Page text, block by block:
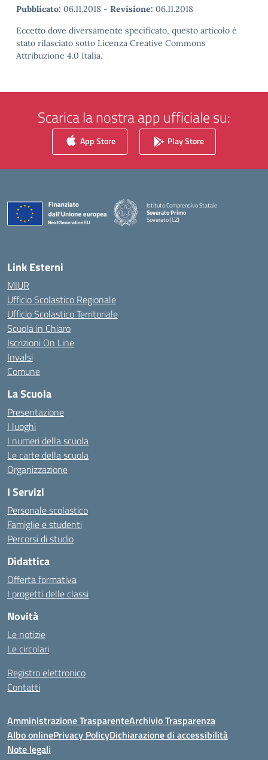
Pubblicato: 06.11.2018 - Revisione: 06.11.2018
Eccetto dove diversamente specificato, questo articolo è
stato rilasciato sotto Licenza Creative Commons
Attribuzione 4.0 Italia.
Scarica la nostra app ufficiale su:
App Store Play Store
Istituto Comprensivo Statale
Soverato Primo
Soverato (CZ)
Link Esterni
MIUR
Ufficio Scolastico Regionale
Ufficio Scolastico Territoriale
Scuola in Chiaro
Iscrizioni On Line
Invalsi
Comune
La Scuola
Presentazione
I luoghi
I numeri della scuola
Le carte della scuola
Organizzazione
I Servizi
Personale scolastico
Famiglie e studenti
Percorsi di studio
Didattica
Offerta formativa
I progetti delle classi
Novità
Le notizie
Le circolari
Registro elettronico
Contatti
Amministrazione TrasparenteArchivio Trasparenza
Albo onlinePrivacy PolicyDichiarazione di accessibilità
Note legali